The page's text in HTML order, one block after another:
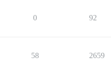
0 92
58 2659